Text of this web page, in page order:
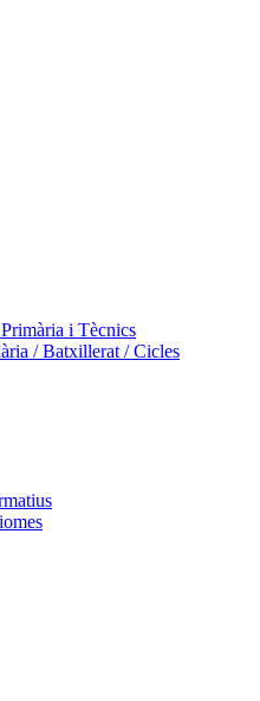
i Tècnics
/ Batxillerat / Cicles